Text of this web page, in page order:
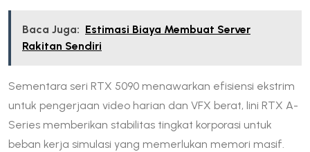
Baca Juga: Estimasi Biaya Membuat Server
Rakitan Sendiri
Sementara seri RTX 5090 menawarkan efisiensi ekstrim
untuk pengerjaan video harian dan VFX berat, lini RTX A-
Series memberikan stabilitas tingkat korporasi untuk
beban kerja simulasi yang memerlukan memori masif.